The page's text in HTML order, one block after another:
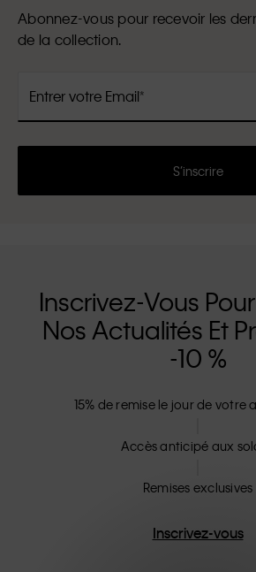
Abonnez-vous pour recevoir les
de la collection.
Entrer votre Email
S’inscrire
Inscrivez-Vous
Nos Actualités Et
-10 %
15% de remise le jour de votre
Accès anticipé aux
Remises exclusives
Inscrivez-vous